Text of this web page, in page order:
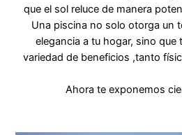
que el sol reluce de manera
Una piscina no solo otorga un
elegancia a tu hogar, sino que
variedad de beneficios ,tanto
Ahora te exponemos